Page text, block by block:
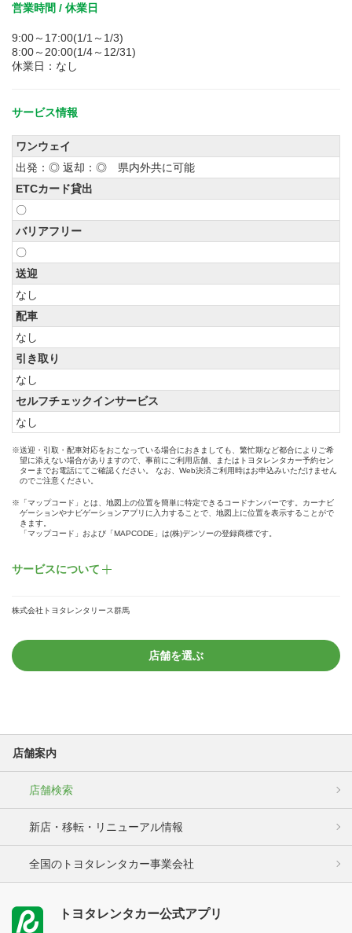
営業時間 / 休業日
9:00～17:00(1/1～1/3)
8:00～20:00(1/4～12/31)
休業日：なし
サービス情報
ワンウェイ
出発：◎ 返却：◎ 県内外共に可能
ETCカード貸出
〇
バリアフリー
〇
送迎
なし
配車
なし
引き取り
なし
セルフチェックインサービス
なし
※送迎・引取・配車対応をおこなっている場合におきましても、繁忙期など都合によりご希
望に添えない場合がありますので、事前にご利用店舗、またはトヨタレンタカー予約セン
ターまでお電話にてご確認ください。 なお、Web決済ご利用時はお申込みいただけません
のでご注意ください。
※「マップコード」とは、地図上の位置を簡単に特定できるコードナンバーです。カーナビ
ゲーションやナビゲーションアプリに入力することで、地図上に位置を表示することがで
きます。
「マップコード」および「MAPCODE」は(株)デンソーの登録商標です。
サービスについて
株式会社トヨタレンタリース群馬
店舗を選ぶ
店舗案内
店舗検索
新店・移転・リニューアル情報
全国のトヨタレンタカー事業会社
トヨタレンタカー公式アプリ